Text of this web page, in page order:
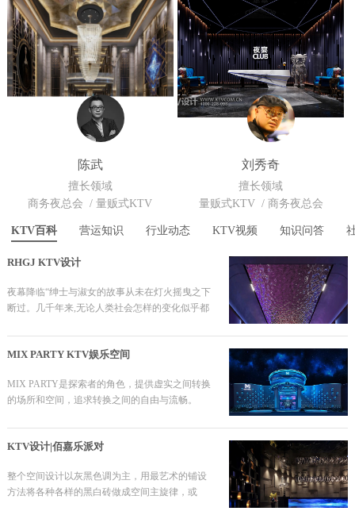
陈武
擅长领域
商务夜总会
/ 量贩式KTV
刘秀奇
擅长领域
量贩式KTV / 商务夜总会
KTV百科 营运知识 行业动态 KTV视频 知识问答
RHGJ KTV设计
夜幕降临“绅士与淑女的故事从未在灯火摇曳之下
断过。几千年来,无论人类社会怎样的变化似乎都
MIX PARTY KTV娱乐空间
MIX PARTY是探索者的角色，提供虚实之间转换
的场所和空间，追求转换之间的自由与流畅。
KTV设计|佰嘉乐派对
整个空间设计以灰黑色调为主，用最艺术的铺设
方法将各种各样的黑白砖做成空间主旋律，或